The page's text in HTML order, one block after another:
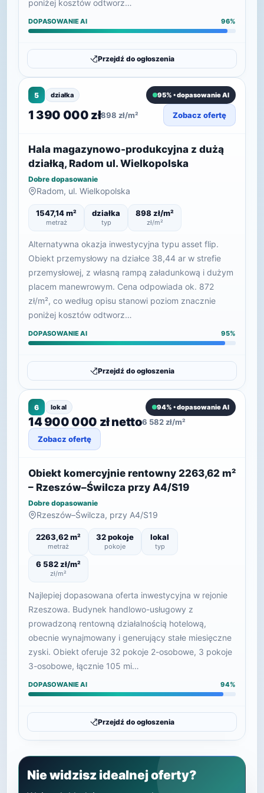
poniżej kosztów odtworz…
DOPASOWANIE AI 96%
Przejdź do ogłoszenia
5 działka 95% • dopasowanie AI
1 390 000 zł898 zł/m² Zobacz ofertę
Hala magazynowo-produkcyjna z dużą
działką, Radom ul. Wielkopolska
Dobre dopasowanie
Radom, ul. Wielkopolska
1547,14 m²
metraż
działka
typ
898 zł/m²
zł/m²
Alternatywna okazja inwestycyjna typu asset flip.
Obiekt przemysłowy na działce 38,44 ar w strefie
przemysłowej, z własną rampą załadunkową i dużym
placem manewrowym. Cena odpowiada ok. 872
zł/m², co według opisu stanowi poziom znacznie
poniżej kosztów odtworz…
DOPASOWANIE AI 95%
Przejdź do ogłoszenia
6 lokal 94% • dopasowanie AI
14 900 000 zł netto6 582 zł/m²
Zobacz ofertę
Obiekt komercyjnie rentowny 2263,62 m²
– Rzeszów–Świlcza przy A4/S19
Dobre dopasowanie
Rzeszów–Świlcza, przy A4/S19
2263,62 m²
metraż
32 pokoje
pokoje
lokal
typ
6 582 zł/m²
zł/m²
Najlepiej dopasowana oferta inwestycyjna w rejonie
Rzeszowa. Budynek handlowo-usługowy z
prowadzoną rentowną działalnością hotelową,
obecnie wynajmowany i generujący stałe miesięczne
zyski. Obiekt oferuje 32 pokoje 2-osobowe, 3 pokoje
3-osobowe, łącznie 105 mi…
DOPASOWANIE AI 94%
Przejdź do ogłoszenia
Nie widzisz idealnej oferty?